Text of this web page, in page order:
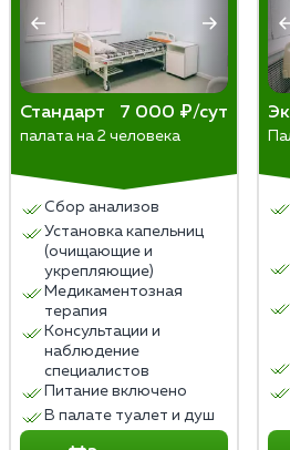
нарушения правил подготовки и
послекодировочного
лечению или сильного
последствия проявляются в
расстройств (депрессия,
галлюцинации), соматических
(гипертония, аритмия,
тенденций или смерти от
Стандарт 7 000 ₽/сут
палата на 2 человека
Сбор анализов
Установка капельниц
(очищающие и
укрепляющие)
Медикаментозная
терапия
Консультации и
наблюдение
специалистов
Питание включено
В палате туалет и душ